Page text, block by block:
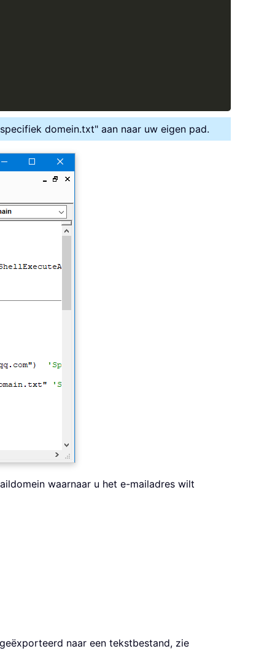
domein.txt" aan naar uw eigen pad.
waarnaar u het e-mailadres wilt
naar een tekstbestand, zie